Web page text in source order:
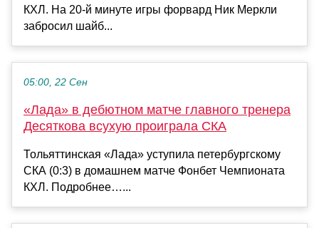
КХЛ. На 20-й минуте игры форвард Ник Меркли
забросил шайб...
05:00, 22 Сен
«Лада» в дебютном матче главного тренера
Десяткова всухую проиграла СКА
Тольяттинская «Лада» уступила петербургскому
СКА (0:3) в домашнем матче Фонбет Чемпионата
КХЛ. Подробнее…...